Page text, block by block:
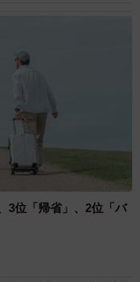
3位「帰省」、2位「バ